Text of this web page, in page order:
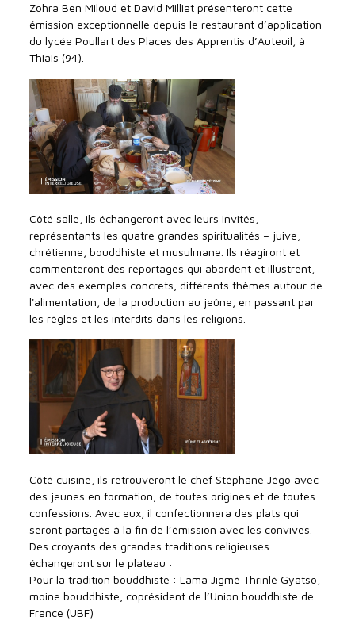
Zohra Ben Miloud et David Milliat présenteront cette
émission exceptionnelle depuis le restaurant d’application
du lycée Poullart des Places des Apprentis d’Auteuil, à
Thiais (94).
Côté salle, ils échangeront avec leurs invités,
représentants les quatre grandes spiritualités – juive,
chrétienne, bouddhiste et musulmane. Ils réagiront et
commenteront des reportages qui abordent et illustrent,
avec des exemples concrets, différents thèmes autour de
l'alimentation, de la production au jeûne, en passant par
les règles et les interdits dans les religions.
Côté cuisine, ils retrouveront le chef Stéphane Jégo avec
des jeunes en formation, de toutes origines et de toutes
confessions. Avec eux, il confectionnera des plats qui
seront partagés à la fin de l’émission avec les convives.
Des croyants des grandes traditions religieuses
échangeront sur le plateau :
Pour la tradition bouddhiste : Lama Jigmé Thrinlé Gyatso,
moine bouddhiste, coprésident de l’Union bouddhiste de
France (UBF)